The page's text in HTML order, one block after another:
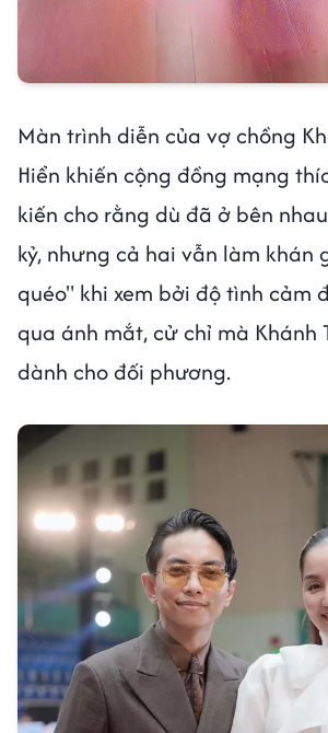
Màn trình diễn của vợ chồng
Hiển khiến cộng đồng mạng
kiến cho rằng dù đã ở bên
kỷ, nhưng cả hai vẫn làm khán
quéo" khi xem bởi độ tình cảm
qua ánh mắt, cử chỉ mà Khánh
dành cho đối phương.